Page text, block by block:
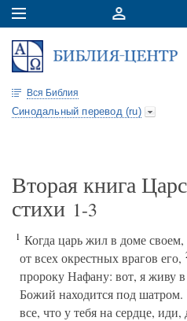
Вся Библия
Синодальный перевод (ru)
Вторая книга
стихи 1-3
1 Когда царь жил в доме
от всех окрестных врагов его,
пророку Нафану: вот, я живу
Божий находится под шатром.
все, что у тебя на сердце,